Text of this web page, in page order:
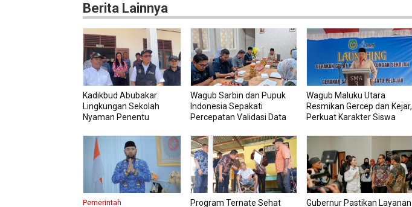
Berita Lainnya
Kadikbud Abubakar:
Lingkungan Sekolah
Nyaman Penentu
Wagub Sarbin dan Pupuk
Indonesia Sepakati
Percepatan Validasi Data
Wagub Maluku Utara
Resmikan Gercep dan Kejar,
Perkuat Karakter Siswa
Pemerintah Program Ternate Sehat Gubernur Pastikan Layanan